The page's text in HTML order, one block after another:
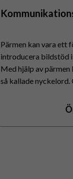
Pärmen kan vara ett
introducera bildstöd
Med hjälp av pärmen
så kallade nyckelord.
framför man sitt